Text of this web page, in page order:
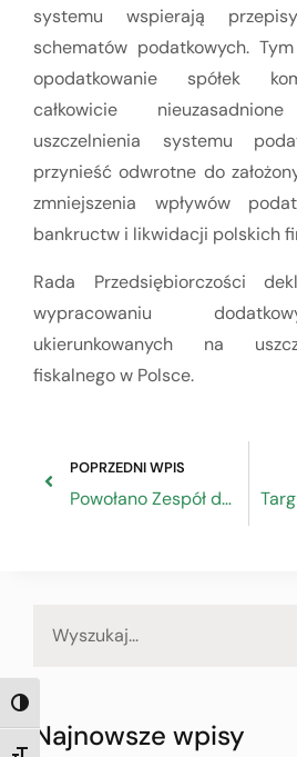
TOGGLE HIGH CONTRAST
systemu wspierają
schematów podatkowych.
opodatkowanie spółek
całkowicie
uszczelnienia systemu
przynieść odwrotne do
zmniejszenia wpływów
bankructw i likwidacji polskich
Rada Przedsiębiorczości
wypracowaniu
ukierunkowanych na
fiskalnego w Polsce.
POPRZEDNI WPIS
Powołano Zespół do spraw działań informacyjno-promocyjnych szerokiego zasięgu
Najnowsze wpisy